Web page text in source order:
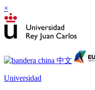
×
Universidad